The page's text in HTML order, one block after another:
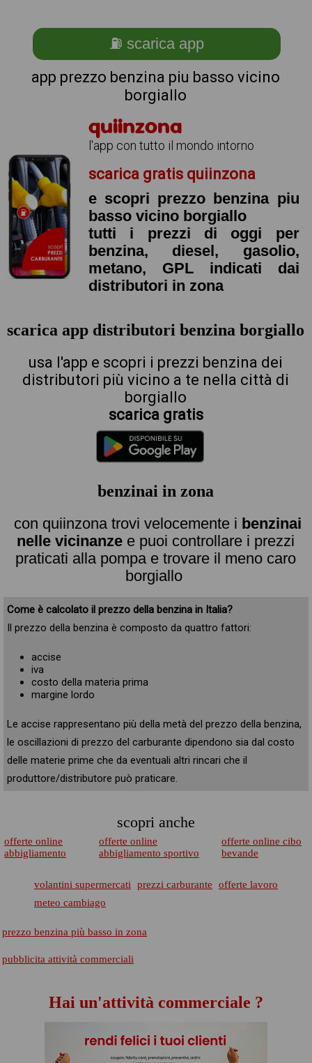
⛽ scarica app
app prezzo benzina piu basso vicino
borgiallo
quiinzona
l'app con tutto il mondo intorno
scarica gratis quiinzona
e scopri prezzo benzina piu
basso vicino borgiallo
tutti i prezzi di oggi per
benzina, diesel, gasolio,
metano, GPL indicati dai
distributori in zona
scarica app distributori benzina borgiallo
usa l'app e scopri i prezzi benzina dei
distributori più vicino a te nella città di
borgiallo
scarica gratis
benzinai in zona
con quiinzona trovi velocemente i benzinai
nelle vicinanze e puoi controllare i prezzi
praticati alla pompa e trovare il meno caro
borgiallo
Come è calcolato il prezzo della benzina in Italia?
Il prezzo della benzina è composto da quattro fattori:
accise
iva
costo della materia prima
margine lordo
Le accise rappresentano più della metà del prezzo della benzina,
le oscillazioni di prezzo del carburante dipendono sia dal costo
delle materie prime che da eventuali altri rincari che il
produttore/distributore può praticare.
scopri anche
offerte online
abbigliamento
offerte online
abbigliamento sportivo
offerte online cibo
bevande
volantini supermercati prezzi carburante
offerte lavoro
meteo cambiago
prezzo benzina più basso in zona
pubblicita attività commerciali
Hai un'attività commerciale ?